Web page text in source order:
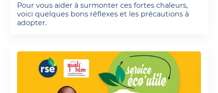
Pour vous aider à surmonter ces fortes chaleurs,
voici quelques bons réflexes et les précautions à
adopter.